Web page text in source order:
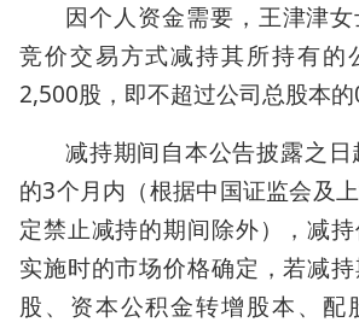
因个人资金需要，王津津
竞价交易方式减持其所持有的
2,500股，即不超过公司总股本的
减持期间自本公告披露之
的3个月内（根据中国证监会及
定禁止减持的期间除外），减
实施时的市场价格确定，若减
股、资本公积金转增股本、配